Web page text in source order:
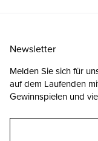
Newsletter
Melden Sie sich für
auf dem Laufenden
Gewinnspielen und